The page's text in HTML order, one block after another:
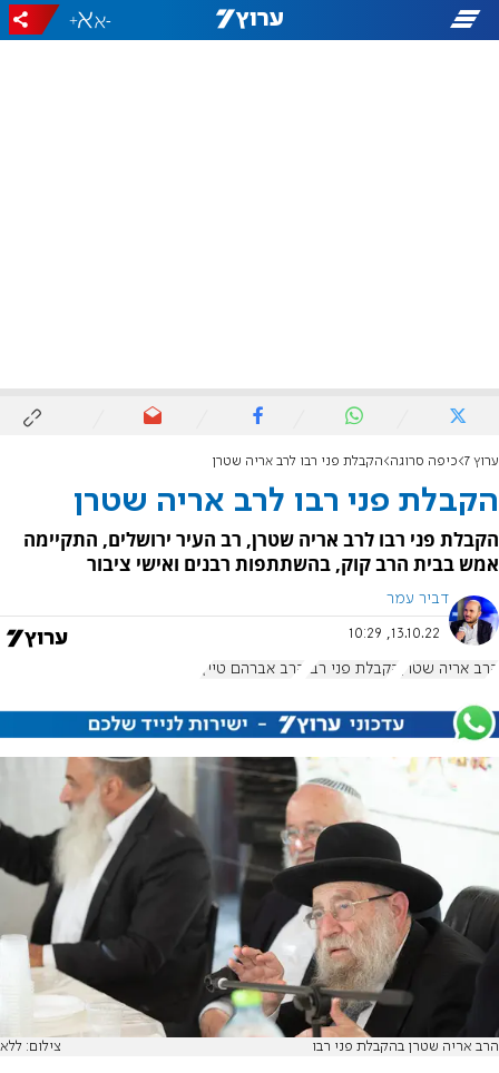
-
+
ערוץ 7 כיפה סרוגה הקבלת פני רבו לרב אריה שטרן
הקבלת פני רבו לרב אריה שטרן
הקבלת פני רבו לרב אריה שטרן, רב העיר ירושלים, התקיימה
אמש בבית הרב קוק, בהשתתפות רבנים ואישי ציבור
דביר עמר
13.10.22, 10:29
הרב אריה שטרן הקבלת פני רבו הרב אברהם טייץ
הרב אריה שטרן בהקבלת פני רבו צילום: ללא